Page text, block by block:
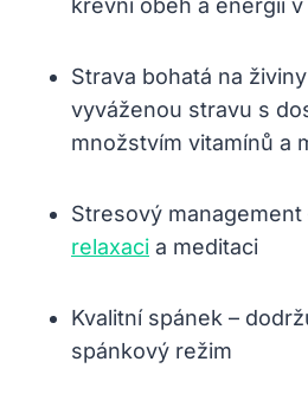
Strava bohatá na
vyváženou stravu s
množstvím vitamínů a
Stresový management
relaxaci a meditaci
Kvalitní spánek –
spánkový režim